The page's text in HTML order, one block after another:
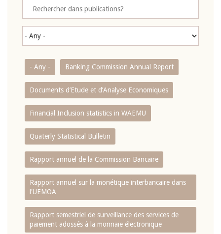
- Any - Banking Commission Annual Report
Documents d’Etude et d’Analyse Economiques
Financial Inclusion statistics in WAEMU
Quaterly Statistical Bulletin
Rapport annuel de la Commission Bancaire
Rapport annuel sur la monétique interbancaire dans
l'UEMOA
Rapport semestriel de surveillance des services de
paiement adossés à la monnaie électronique